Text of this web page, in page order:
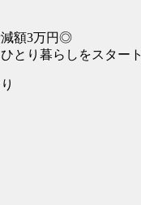
額3万円◎
とり暮らしをスター